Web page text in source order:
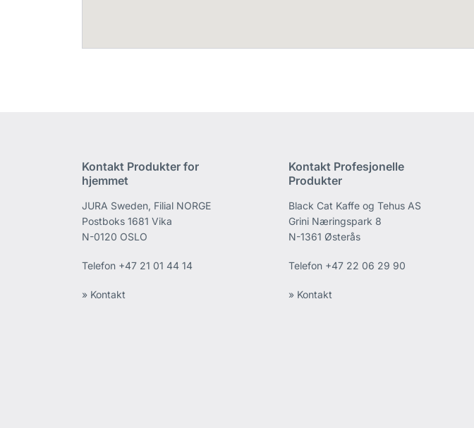
Kontakt Produkter for
hjemmet
JURA Sweden, Filial NORGE
Postboks 1681 Vika
N-0120 OSLO
Telefon +47 21 01 44 14
» Kontakt
Kontakt Profesjonelle
Produkter
Black Cat Kaffe og Tehus AS
Grini Næringspark 8
N-1361 Østerås
Telefon +47 22 06 29 90
» Kontakt